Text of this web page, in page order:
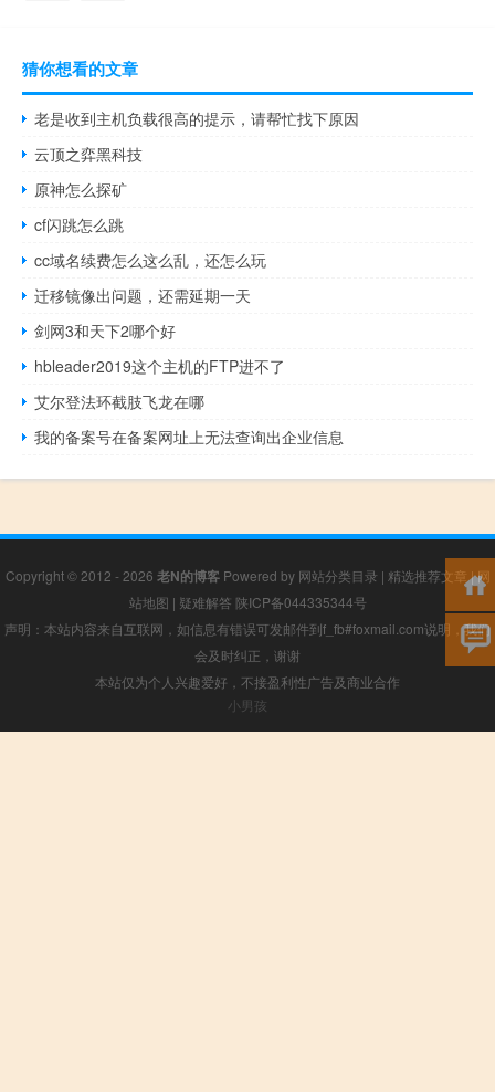
猜你想看的文章
老是收到主机负载很高的提示，请帮忙找下原因
云顶之弈黑科技
原神怎么探矿
cf闪跳怎么跳
cc域名续费怎么这么乱，还怎么玩
迁移镜像出问题，还需延期一天
剑网3和天下2哪个好
hbleader2019这个主机的FTP进不了
艾尔登法环截肢飞龙在哪
我的备案号在备案网址上无法查询出企业信息
Copyright © 2012 - 2026 老N的博客Powered by 网站分类目录 | 精选推荐文章|网
站地图 | 疑难解答 陕ICP备044335344号
声明：本站内容来自互联网，如信息有错误可发邮件到f_fb#foxmail.com说明，我们
会及时纠正，谢谢
本站仅为个人兴趣爱好，不接盈利性广告及商业合作
小男孩